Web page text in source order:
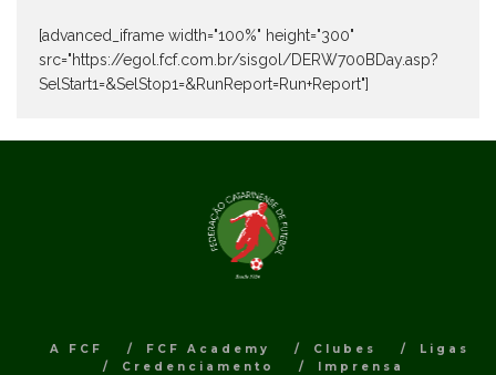
[advanced_iframe width="100%" height="300"
src="https://egol.fcf.com.br/sisgol/DERW700BDay.asp?
SelStart1=&SelStop1=&RunReport=Run+Report"]
A FCF FCF Academy Clubes
Ligas
Credenciamento
Imprensa